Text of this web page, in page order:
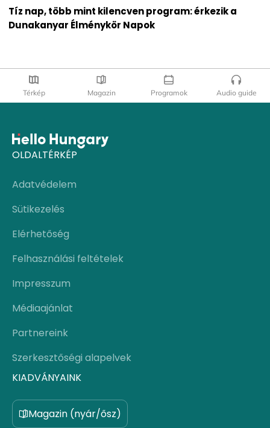
Tíz nap, több mint kilencven program: érkezik a
Dunakanyar Élménykör Napok
Térkép Magazin Programok Audio guide
OLDALTÉRKÉP
Adatvédelem
Sütikezelés
Elérhetőség
Felhasználási feltételek
Impresszum
Médiaajánlat
Partnereink
Szerkesztőségi alapelvek
KIADVÁNYAINK
Magazin (nyár/ősz)